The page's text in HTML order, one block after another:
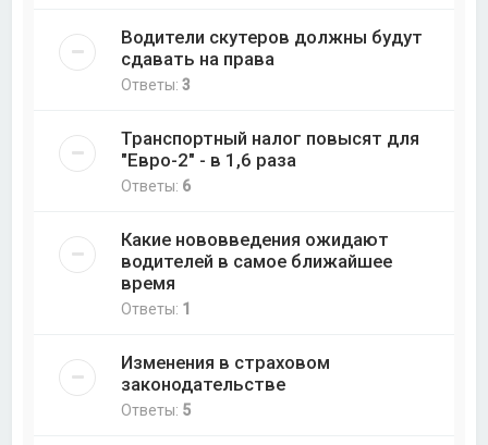
Водители скутеров должны будут
сдавать на права
Ответы:3
Транспортный налог повысят для
"Евро-2" - в 1,6 раза
Ответы: 6
Какие нововведения ожидают
водителей в самое ближайшее
время
Ответы: 1
Изменения в страховом
законодательстве
Ответы: 5